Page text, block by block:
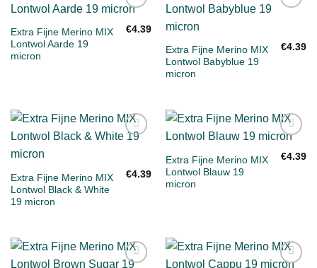
aan
verlanglijst
Extra Fijne Merino MIX
Lontwol Aarde 19
micron
€4.39
Extra Fijne Merino MIX
Lontwol Babyblue 19
micron
€4.39
Extra Fijne Merino MIX
Lontwol Black & White
19 micron
€4.39
aan
verlanglijst
Extra Fijne Merino MIX
Lontwol Blauw 19
micron
€4.39